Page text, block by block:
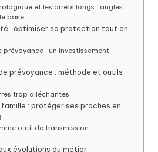
et les arrêts longs : angles
base
: optimiser sa protection tout en
: un investissement
prévoyance : méthode et outils
trop alléchantes
: protéger ses proches en
outil de transmission
évolutions du métier